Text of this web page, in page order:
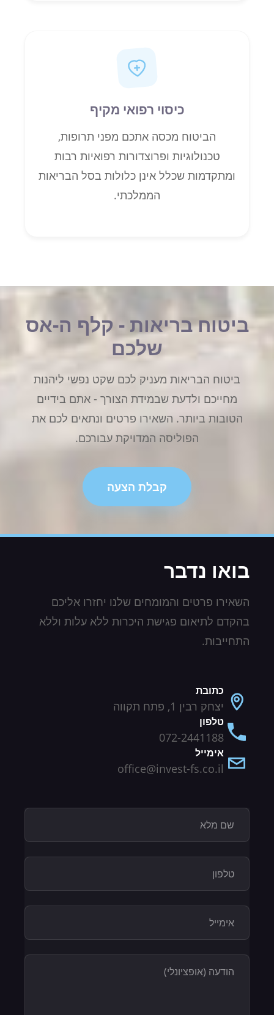
כיסוי רפואי מקיף
הביטוח מכסה אתכם מפני תרופות,
טכנולוגיות ופרוצדורות רפואיות רבות
ומתקדמות שכלל אינן כלולות בסל הבריאות
הממלכתי.
ביטוח בריאות - קלף ה-אס
שלכם
ביטוח הבריאות מעניק לכם שקט נפשי ליהנות
מחייכם ולדעת שבמידת הצורך - אתם בידיים
הטובות ביותר. השאירו פרטים ונתאים לכם את
הפוליסה המדויקת עבורכם.
קבלת הצעה
בואו נדבר
השאירו פרטים והמומחים שלנו יחזרו אליכם
בהקדם לתיאום פגישת היכרות ללא עלות וללא
התחייבות.
כתובת
יצחק רבין 1, פתח תקווה
טלפון
072-2441188
אימייל
office@invest-fs.co.il